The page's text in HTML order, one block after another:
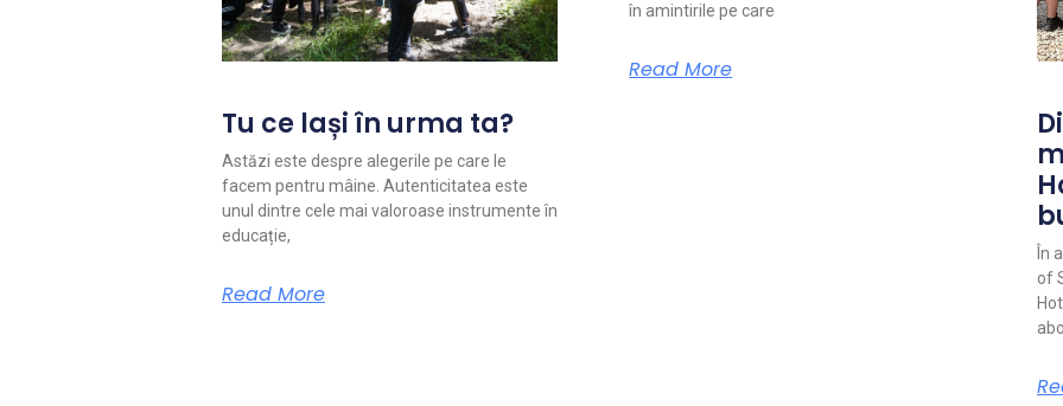
Tu ce lași în urma ta?
Astăzi este despre alegerile pe care le
facem pentru mâine. Autenticitatea este
unul dintre cele mai valoroase instrumente în
educație,
Read More
în amintirile pe care
Read More
În
of